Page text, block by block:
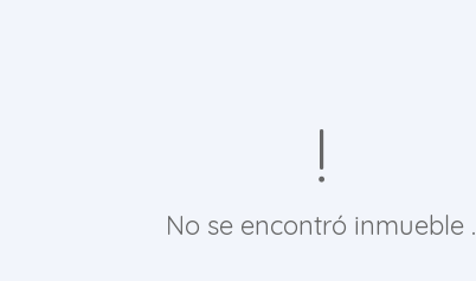
No se encontró inmueble .